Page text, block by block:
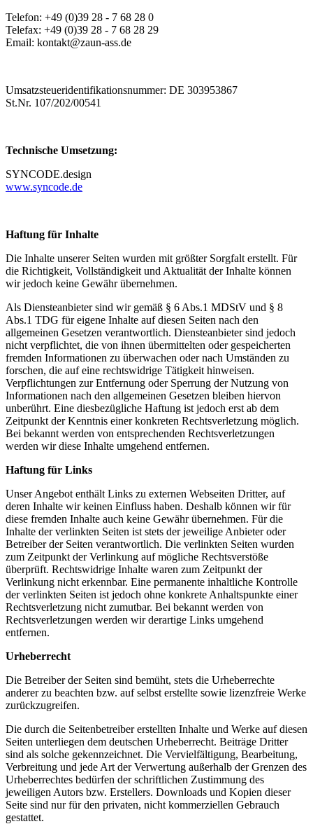
Telefon: +49 (0)39 28 - 7 68 28 0
Telefax: +49 (0)39 28 - 7 68 28 29
Email: kontakt@zaun-ass.de
Umsatzsteueridentifikationsnummer: DE 303953867
St.Nr. 107/202/00541
Technische Umsetzung:
SYNCODE.design
www.syncode.de
Haftung für Inhalte
Die Inhalte unserer Seiten wurden mit größter Sorgfalt erstellt. Für
die Richtigkeit, Vollständigkeit und Aktualität der Inhalte können
wir jedoch keine Gewähr übernehmen.
Als Diensteanbieter sind wir gemäß § 6 Abs.1 MDStV und § 8
Abs.1 TDG für eigene Inhalte auf diesen Seiten nach den
allgemeinen Gesetzen verantwortlich. Diensteanbieter sind jedoch
nicht verpflichtet, die von ihnen übermittelten oder gespeicherten
fremden Informationen zu überwachen oder nach Umständen zu
forschen, die auf eine rechtswidrige Tätigkeit hinweisen.
Verpflichtungen zur Entfernung oder Sperrung der Nutzung von
Informationen nach den allgemeinen Gesetzen bleiben hiervon
unberührt. Eine diesbezügliche Haftung ist jedoch erst ab dem
Zeitpunkt der Kenntnis einer konkreten Rechtsverletzung möglich.
Bei bekannt werden von entsprechenden Rechtsverletzungen
werden wir diese Inhalte umgehend entfernen.
Haftung für Links
Unser Angebot enthält Links zu externen Webseiten Dritter, auf
deren Inhalte wir keinen Einfluss haben. Deshalb können wir für
diese fremden Inhalte auch keine Gewähr übernehmen. Für die
Inhalte der verlinkten Seiten ist stets der jeweilige Anbieter oder
Betreiber der Seiten verantwortlich. Die verlinkten Seiten wurden
zum Zeitpunkt der Verlinkung auf mögliche Rechtsverstöße
überprüft. Rechtswidrige Inhalte waren zum Zeitpunkt der
Verlinkung nicht erkennbar. Eine permanente inhaltliche Kontrolle
der verlinkten Seiten ist jedoch ohne konkrete Anhaltspunkte einer
Rechtsverletzung nicht zumutbar. Bei bekannt werden von
Rechtsverletzungen werden wir derartige Links umgehend
entfernen.
Urheberrecht
Die Betreiber der Seiten sind bemüht, stets die Urheberrechte
anderer zu beachten bzw. auf selbst erstellte sowie lizenzfreie Werke
zurückzugreifen.
Die durch die Seitenbetreiber erstellten Inhalte und Werke auf diesen
Seiten unterliegen dem deutschen Urheberrecht. Beiträge Dritter
sind als solche gekennzeichnet. Die Vervielfältigung, Bearbeitung,
Verbreitung und jede Art der Verwertung außerhalb der Grenzen des
Urheberrechtes bedürfen der schriftlichen Zustimmung des
jeweiligen Autors bzw. Erstellers. Downloads und Kopien dieser
Seite sind nur für den privaten, nicht kommerziellen Gebrauch
gestattet.